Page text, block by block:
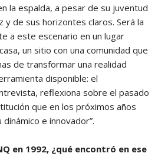
la espalda, a pesar de su juventud
y de sus horizontes claros. Será la
a este escenario en un lugar
un sitio con una comunidad que
de transformar una realidad
disponible: el
reflexiona sobre el pasado
que en los próximos años
e innovador”.
en 1992, ¿qué encontró en ese